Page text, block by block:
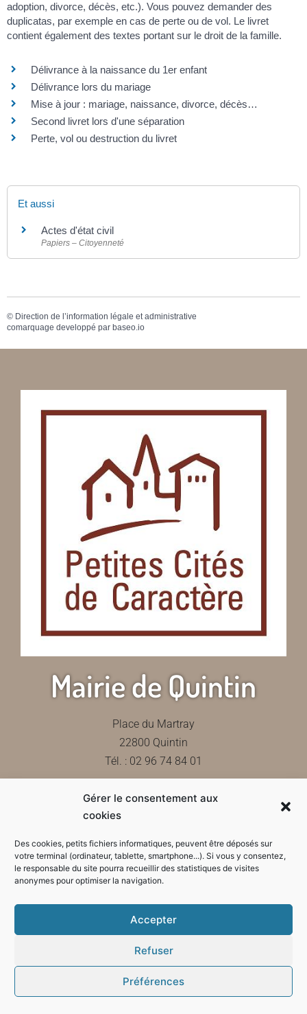
Gérer le consentement aux
cookies
Des cookies, petits fichiers informatiques, peuvent être déposés sur
votre terminal (ordinateur, tablette, smartphone...). Si vous y consentez,
le responsable du site pourra recueillir des statistiques de visites
anonymes pour optimiser la navigation.
Accepter
Refuser
Préférences
adoption, divorce, décès, etc.). Vous pouvez demander des
duplicatas, par exemple en cas de perte ou de vol. Le livret
contient également des textes portant sur le droit de la famille.
Délivrance à la naissance du 1er enfant
Délivrance lors du mariage
Mise à jour : mariage, naissance, divorce, décès…
Second livret lors d'une séparation
Perte, vol ou destruction du livret
Et aussi
Actes d'état civil
Papiers – Citoyenneté
© Direction de l’information légale et administrative
comarquage developpé par baseo.io
Mairie de Quintin
Place du Martray
22800 Quintin
Tél. : 02 96 74 84 01
Contactez-nous
Horaires d'ouverture de la mairie
Mode sombre :